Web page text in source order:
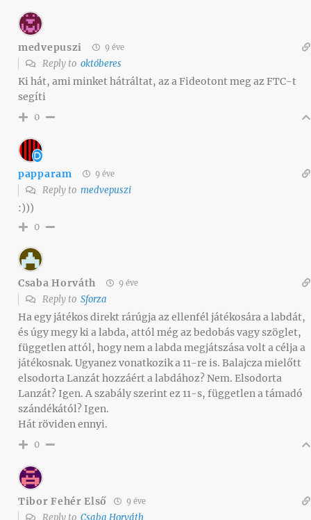
medvepuszi 9 éve
Reply to októberes
Ki hát, ami minket hátráltat, az a Fideotont meg az FTC-t
segíti
0
papparam 9 éve
Reply to medvepuszi
:)))
0
Csaba Horváth 9 éve
Reply to Sforza
Ha egy játékos direkt rárúgja az ellenfél játékosára a labdát,
és úgy megy ki a labda, attól még az bedobás vagy szöglet,
független attól, hogy nem a labda megjátszása volt a célja a
játékosnak. Ugyanez vonatkozik a 11-re is. Balajcza mielőtt
elsodorta Lanzát hozzáért a labdához? Nem. Elsodorta
Lanzát? Igen. A szabály szerint ez 11-s, független a támadó
szándékától? Igen.
Hát röviden ennyi.
0
Tibor Fehér Első 9 éve